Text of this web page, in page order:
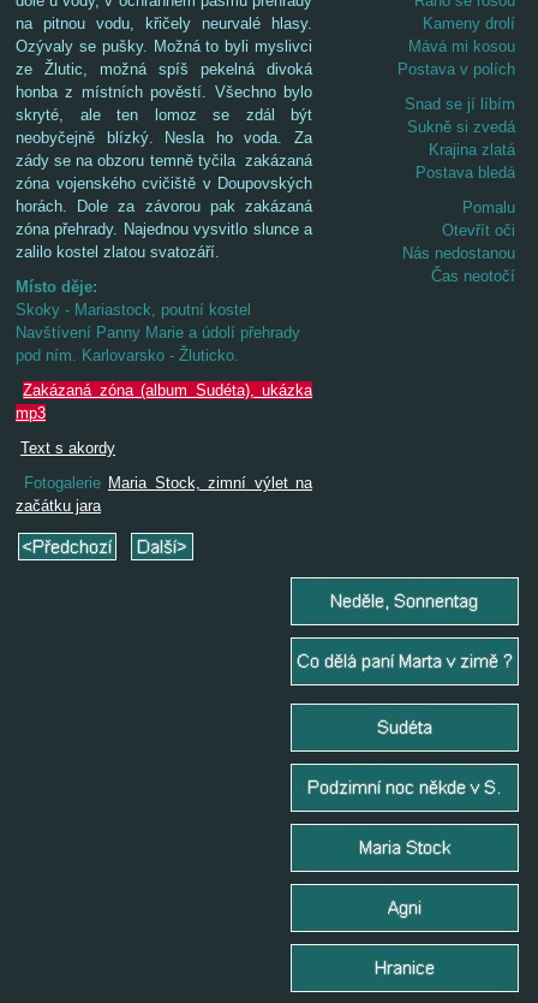
na pitnou vodu, křičely neurvalé hlasy.
Ozývaly se pušky. Možná to byli myslivci
ze Žlutic, možná spíš pekelná divoká
honba z místních pověstí. Všechno bylo
skryté, ale ten lomoz se zdál být
neobyčejně blízký. Nesla ho voda. Za
zády se na obzoru temně tyčila zakázaná
zóna vojenského cvičiště v Doupovských
horách. Dole za závorou pak zakázaná
zóna přehrady. Najednou vysvitlo slunce a
zalilo kostel zlatou svatozáří.
Místo děje:
Skoky - Mariastock, poutní kostel
Navštívení Panny Marie a údolí přehrady
pod ním. Karlovarsko - Žluticko.
Zakázaná zóna (album Sudéta), ukázka
mp3
Text s akordy
Fotogalerie Maria Stock, zimní výlet na
začátku jara
Kameny drolí
Mává mi kosou
Postava v polích
Snad se jí líbím
Sukně si zvedá
Krajina zlatá
Postava bledá
Pomalu
Otevřít oči
Nás nedostanou
Čas neotočí